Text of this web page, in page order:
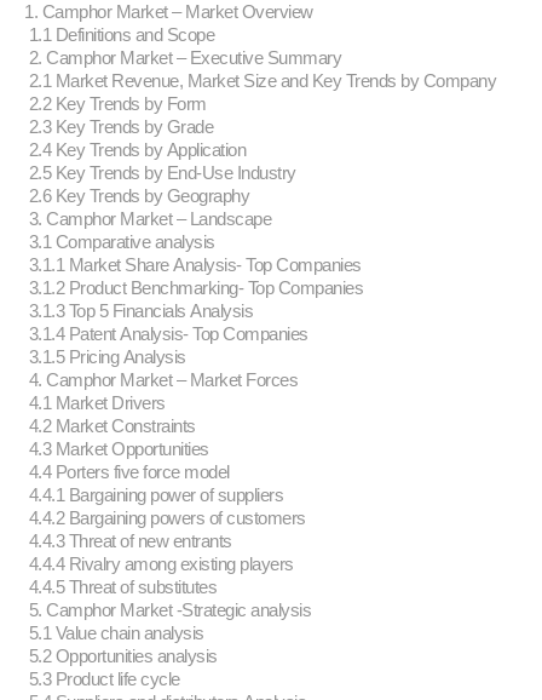
1. Camphor Market – Market Overview
1.1 Definitions and Scope
2. Camphor Market – Executive Summary
2.1 Market Revenue, Market Size and Key Trends by Company
2.2 Key Trends by Form
2.3 Key Trends by Grade
2.4 Key Trends by Application
2.5 Key Trends by End-Use Industry
2.6 Key Trends by Geography
3. Camphor Market – Landscape
3.1 Comparative analysis
3.1.1 Market Share Analysis- Top Companies
3.1.2 Product Benchmarking- Top Companies
3.1.3 Top 5 Financials Analysis
3.1.4 Patent Analysis- Top Companies
3.1.5 Pricing Analysis
4. Camphor Market – Market Forces
4.1 Market Drivers
4.2 Market Constraints
4.3 Market Opportunities
4.4 Porters five force model
4.4.1 Bargaining power of suppliers
4.4.2 Bargaining powers of customers
4.4.3 Threat of new entrants
4.4.4 Rivalry among existing players
4.4.5 Threat of substitutes
5. Camphor Market -Strategic analysis
5.1 Value chain analysis
5.2 Opportunities analysis
5.3 Product life cycle